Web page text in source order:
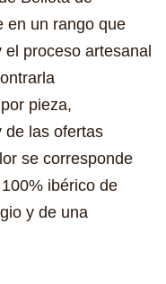
en un rango que
proceso artesanal
pieza,
de las ofertas
se corresponde
ibérico de
y de una